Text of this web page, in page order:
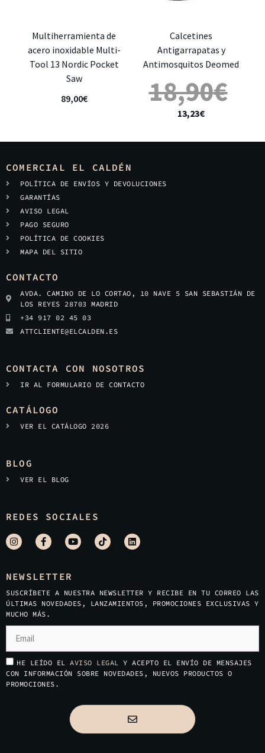
Multiherramienta de
acero inoxidable Multi-
Tool 13 Nordic Pocket
Saw
89,00€
Calcetines
Antigarrapatas y
Antimosquitos Deomed
18,90€
13,23€
COMERCIAL EL CALDÉN
POLÍTICA DE ENVÍOS Y DEVOLUCIONES
GARANTÍAS
AVISO LEGAL
PAGO SEGURO
POLÍTICA DE COOKIES
MAPA DEL SITIO
CONTACTO
AVDA. CAMINO DE LO CORTAO, 10 NAVE 5 SAN SEBASTIÁN DE
LOS REYES 28703 MADRID
+34 917 02 45 03
ATTCLIENTE@ELCALDEN.ES
CONTACTA CON NOSOTROS
IR AL FORMULARIO DE CONTACTO
CATÁLOGO
VER EL CATÁLOGO 2026
BLOG
VER EL BLOG
REDES SOCIALES
NEWSLETTER
SUSCRÍBETE A NUESTRA NEWSLETTER Y RECIBE EN TU CORREO LAS
ÚLTIMAS NOVEDADES, LANZAMIENTOS, PROMOCIONES EXCLUSIVAS Y
MUCHO MÁS.
HE LEÍDO EL AVISO LEGAL Y ACEPTO EL ENVÍO DE MENSAJES
CON INFORMACIÓN SOBRE NOVEDADES, NUEVOS PRODUCTOS O
PROMOCIONES.